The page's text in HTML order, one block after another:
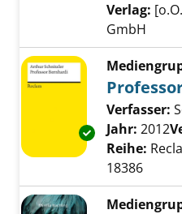
Verlag:
GmbH
Exemplar-
Verfasser:
Jahr: 2012
Reihe:
18386